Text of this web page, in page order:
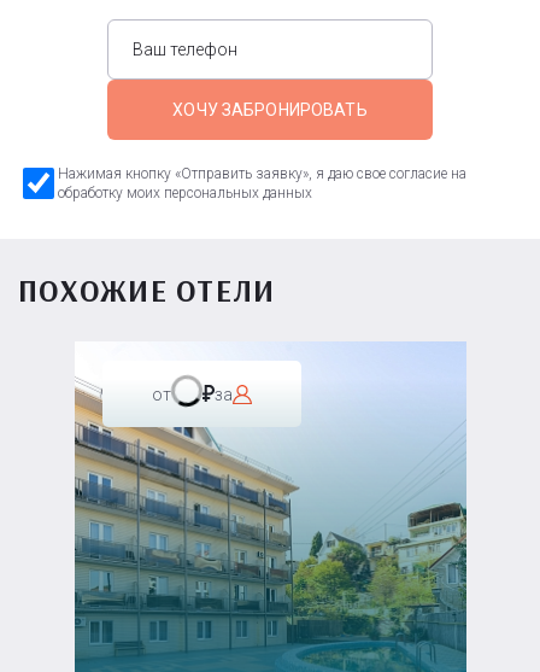
ХОЧУ ЗАБРОНИРОВАТЬ
Нажимая кнопку «Отправить заявку», я даю свое согласие на
обработку моих персональных данных
ПОХОЖИЕ ОТЕЛИ
от за